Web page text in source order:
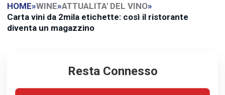
HOME»WINE»ATTUALITA' DEL VINO»
Carta vini da 2mila etichette: così il ristorante
diventa un magazzino
Resta Connesso